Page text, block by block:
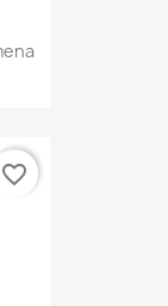
favorite_border